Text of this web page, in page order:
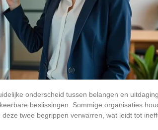
onderscheid tussen belangen en
beslissingen. Sommige organisaties
twee begrippen verwarren, wat leidt tot